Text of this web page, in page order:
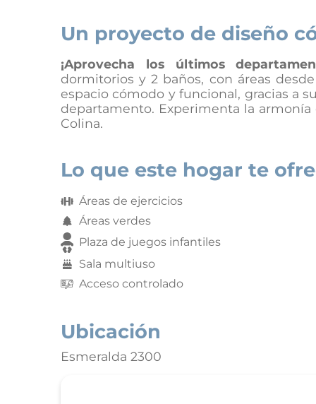
Un proyecto de diseño
¡Aprovecha los últimos
dormitorios y 2 baños, con áreas
espacio cómodo y funcional, gracias a
departamento. Experimenta la
Colina.
Lo que este hogar te
Áreas de ejercicios
Áreas verdes
Plaza de juegos infantiles
Sala multiuso
Acceso controlado
Ubicación
Esmeralda 2300